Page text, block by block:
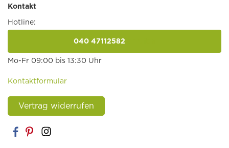
Kontakt
Hotline:
040 47112582
Mo-Fr 09:00 bis 13:30 Uhr
Kontaktformular
Vertrag widerrufen